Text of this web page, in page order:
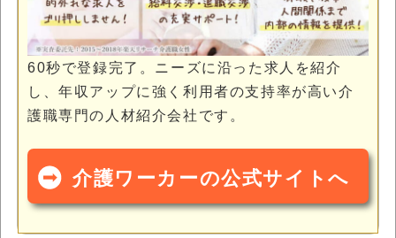
60秒で登録完了。ニーズに沿った求人を紹介
し、年収アップに強く利用者の支持率が高い介
護職専門の人材紹介会社です。
介護ワーカーの公式サイトへ